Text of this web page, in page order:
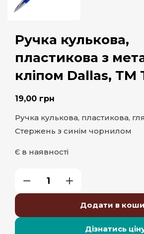
Ручка кулькова,
пластикова з
кліпом Dallas, ТМ
19,00 грн
Ручка кулькова, пластикова,
Стержень з синім чорнилом
Є в наявності
Додати в
Дізнатись